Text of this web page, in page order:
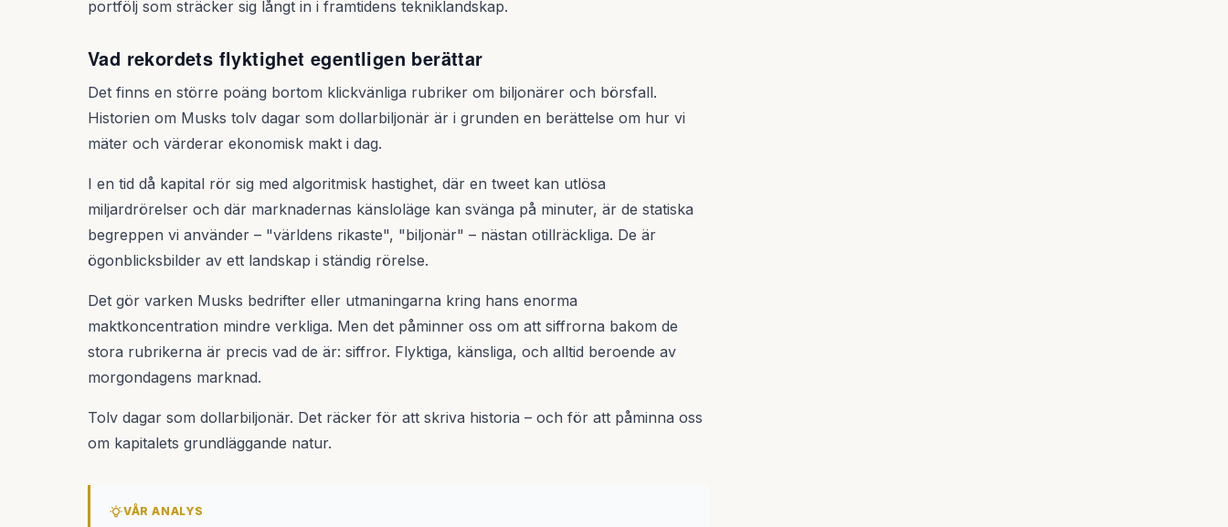
portfölj som sträcker sig långt in i framtidens tekniklandskap.
Vad rekordets flyktighet egentligen berättar
Det finns en större poäng bortom klickvänliga rubriker om biljonärer och börsfall.
Historien om Musks tolv dagar som dollarbiljonär är i grunden en berättelse om hur vi
mäter och värderar ekonomisk makt i dag.
I en tid då kapital rör sig med algoritmisk hastighet, där en tweet kan utlösa
miljardrörelser och där marknadernas känsloläge kan svänga på minuter, är de statiska
begreppen vi använder – "världens rikaste", "biljonär" – nästan otillräckliga. De är
ögonblicksbilder av ett landskap i ständig rörelse.
Det gör varken Musks bedrifter eller utmaningarna kring hans enorma
maktkoncentration mindre verkliga. Men det påminner oss om att siffrorna bakom de
stora rubrikerna är precis vad de är: siffror. Flyktiga, känsliga, och alltid beroende av
morgondagens marknad.
Tolv dagar som dollarbiljonär. Det räcker för att skriva historia – och för att påminna oss
om kapitalets grundläggande natur.
VÅR ANALYS